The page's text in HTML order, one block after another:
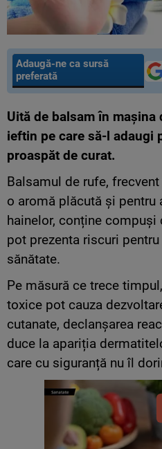
Adaugă-ne ca sursă
preferată
Uită de balsam în
ieftin pe care să-l adaugi
proaspăt de curat.
Balsamul de rufe,
o aromă plăcută și pentru
hainelor, conține
pot prezenta riscuri
sănătate.
Pe măsură ce trece
toxice pot cauza
cutanate, declanșarea
duce la apariția
care cu siguranță nu îl